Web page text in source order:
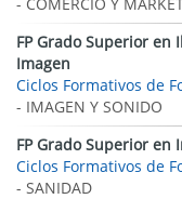
FP Grado Superior
Imagen
Ciclos Formativos de
- IMAGEN Y SONIDO
FP Grado Superior en
Ciclos Formativos de
- SANIDAD